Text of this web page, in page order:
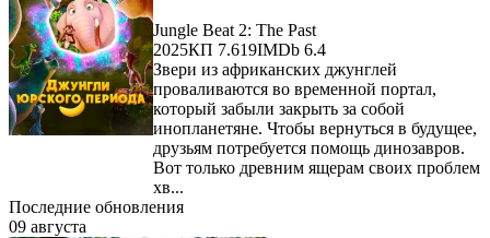
Jungle Beat 2: The Past
2025КП 7.619IMDb 6.4
Звери из африканских джунглей
проваливаются во временной портал,
который забыли закрыть за собой
инопланетяне. Чтобы вернуться в будущее,
друзьям потребуется помощь динозавров.
Вот только древним ящерам своих проблем
хв...
Последние обновления
09 августа